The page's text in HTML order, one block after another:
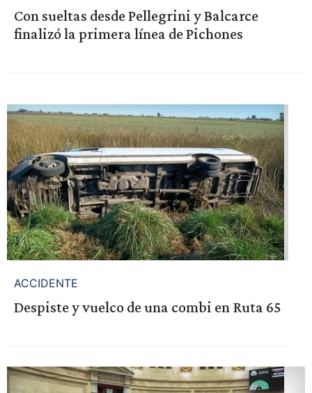
Con sueltas desde Pellegrini y Balcarce
finalizó la primera línea de Pichones
ACCIDENTE
Despiste y vuelco de una combi en Ruta 65